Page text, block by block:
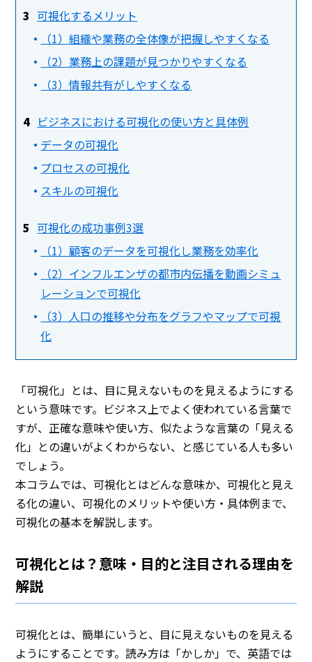
可視化するメリット
（1）組織や業務の全体像が把握しやすくなる
（2）業務上の課題が見つかりやすくなる
（3）情報共有がしやすくなる
ビジネスにおける可視化の使い方と具体例
データの可視化
プロセスの可視化
スキルの可視化
可視化の成功事例3選
（1）顧客のデータを可視化し業務を効率化
（2）インフルエンザの都市内伝播を動画シミュ
レーションで可視化
（3）人口の推移や分布をグラフやマップで可視
化
「可視化」とは、目に見えないものを見えるようにする
という意味です。ビジネス上でよく使われている言葉で
すが、正確な意味や使い方、似たような言葉の「見える
化」との違いがよくわからない、と感じている人も多い
でしょう。
本コラムでは、可視化とはどんな意味か、可視化と見え
る化の違い、可視化のメリットや使い方・具体例まで、
可視化の基本を解説します。
可視化とは？意味・目的と注目される理由を
解説
可視化とは、簡単にいうと、目に見えないものを見える
ようにすることです。読み方は「かしか」で、英語では